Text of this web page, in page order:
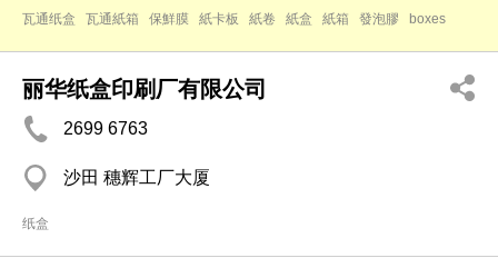
瓦通纸盒 瓦通紙箱 保鮮膜 紙卡板 紙卷 紙盒 紙箱 發泡膠 boxes
丽华纸盒印刷厂有限公司
2699 6763
沙田 穗辉工厂大厦
纸盒